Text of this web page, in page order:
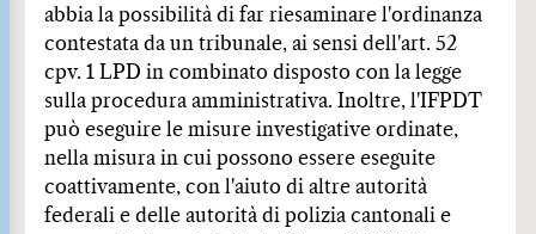
abbia la possibilità di far riesaminare l'ordinanza
contestata da un tribunale, ai sensi dell'art. 52
cpv. 1 LPD in combinato disposto con la legge
sulla procedura amministrativa. Inoltre, l'IFPDT
può eseguire le misure investigative ordinate,
nella misura in cui possono essere eseguite
coattivamente, con l'aiuto di altre autorità
federali e delle autorità di polizia cantonali e